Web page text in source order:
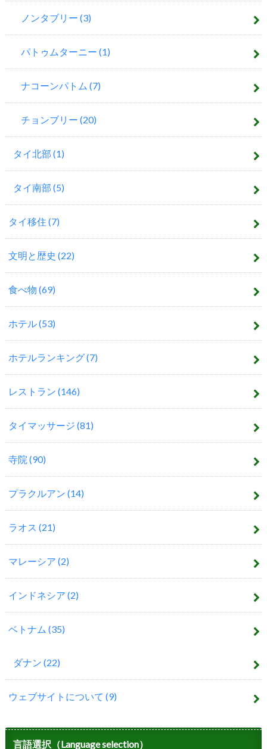
ノンタブリー (3)
パトゥムターニー (1)
ナコーンパトム (7)
チョンブリー (20)
タイ北部 (1)
タイ南部 (5)
タイ移住 (7)
文明と歴史 (22)
食べ物 (69)
ホテル(53)
ホテルランキング(7)
レストラン (146)
タイマッサージ (81)
寺院 (90)
プラクルアン (14)
ラオス (21)
マレーシア (2)
インドネシア (2)
ベトナム (35)
ダナン (22)
ウェブサイトについて (9)
言語選択（Language selection）